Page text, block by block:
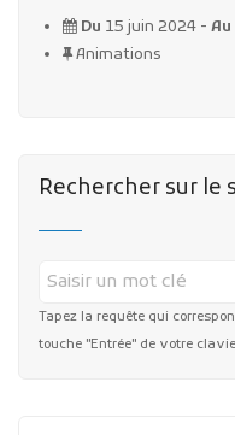
Du 15 juin 2024 - Au
Animations
Rechercher sur le
Tapez la requête qui
touche "Entrée" de votre